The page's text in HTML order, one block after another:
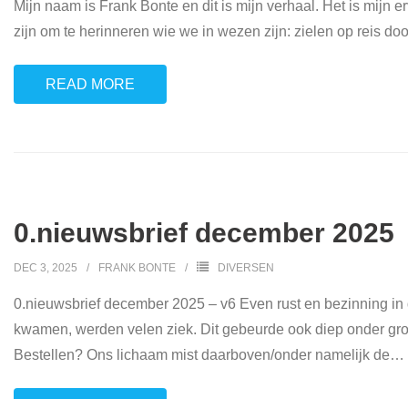
Mijn naam is Frank Bonte en dit is mijn verhaal. Het is mijn
zijn om te herinneren wie we in wezen zijn: zielen op reis
READ MORE
0.nieuwsbrief december 2025
DEC 3, 2025 FRANK BONTE DIVERSEN
0.nieuwsbrief december 2025 – v6 Even rust en bezinning
kwamen, werden velen ziek. Dit gebeurde ook diep onder
Bestellen? Ons lichaam mist daarboven/onder namelijk de…